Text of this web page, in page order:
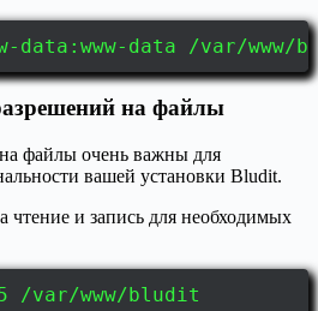
data:www-data /var/www/
на файлы
файлы очень важны для
вашей установки Bludit.
чтение и запись для необходимых
/var/www/bludit